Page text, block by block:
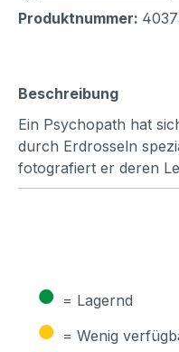
Produktnummer:
Beschreibung
Ein Psychopath hat
durch Erdrosseln
fotografiert er deren
● = Lagernd
● = Wenig